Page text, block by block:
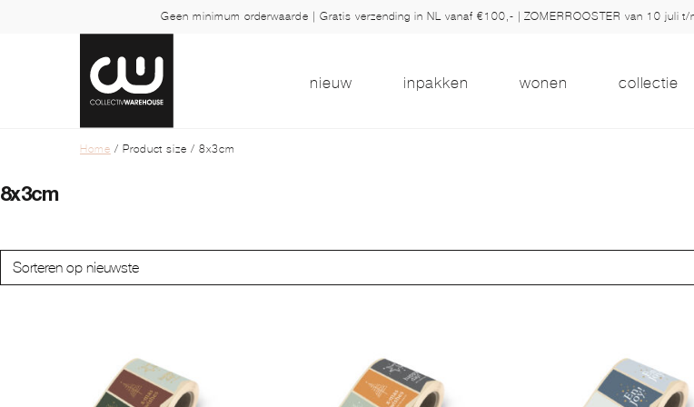
Geen minimum orderwaarde | Gratis verzending in NL vanaf €100,- | ZOMERROOSTER van 10 juli
nieuw inpakken wonen collectie
Home / Product size / 8x3cm
8x3cm